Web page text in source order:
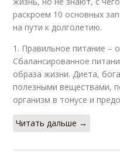
раскроем 10 основных
на пути к долголетию.
1. Правильное питание –
Сбалансированное
образа жизни. Диета,
полезными веществами,
организм в тонусе и
Читать дальше →